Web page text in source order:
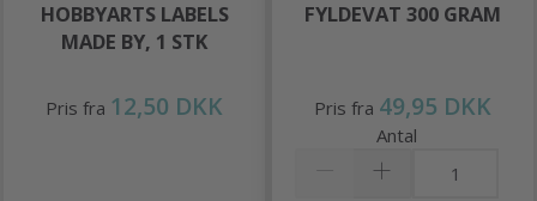
HOBBYARTS LABELS
MADE BY, 1 STK
Pris fra 12,50 DKK
FYLDEVAT 300 GRAM
Pris fra 49,95 DKK
Antal